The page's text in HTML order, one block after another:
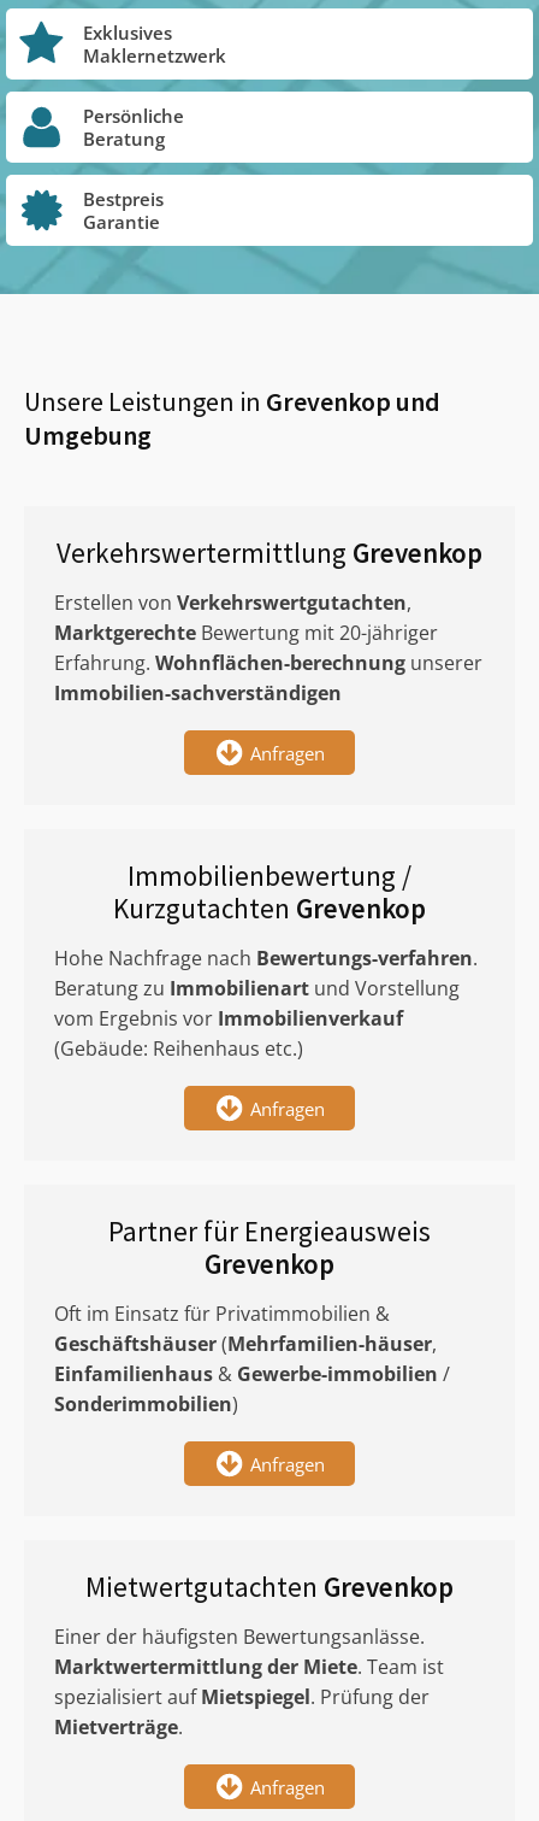
Exklusives
Maklernetzwerk
Persönliche
Beratung
Bestpreis
Garantie
Unsere Leistungen in Grevenkop und
Umgebung
Verkehrswertermittlung Grevenkop
Erstellen von Verkehrswertgutachten,
Marktgerechte Bewertung mit 20-jähriger
Erfahrung. Wohnflächen-berechnung unserer
Immobilien-sachverständigen
Anfragen
Immobilienbewertung /
Kurzgutachten Grevenkop
Hohe Nachfrage nach Bewertungs-verfahren.
Beratung zu Immobilienart und Vorstellung
vom Ergebnis vor Immobilienverkauf
(Gebäude: Reihenhaus etc.)
Anfragen
Partner für Energieausweis
Grevenkop
Oft im Einsatz für Privatimmobilien &
Geschäftshäuser(Mehrfamilien-häuser,
Einfamilienhaus & Gewerbe-immobilien /
Sonderimmobilien)
Anfragen
Mietwertgutachten Grevenkop
Einer der häufigsten Bewertungsanlässe.
Marktwertermittlungder Miete. Team ist
spezialisiert aufMietspiegel. Prüfung der
Mietverträge.
Anfragen